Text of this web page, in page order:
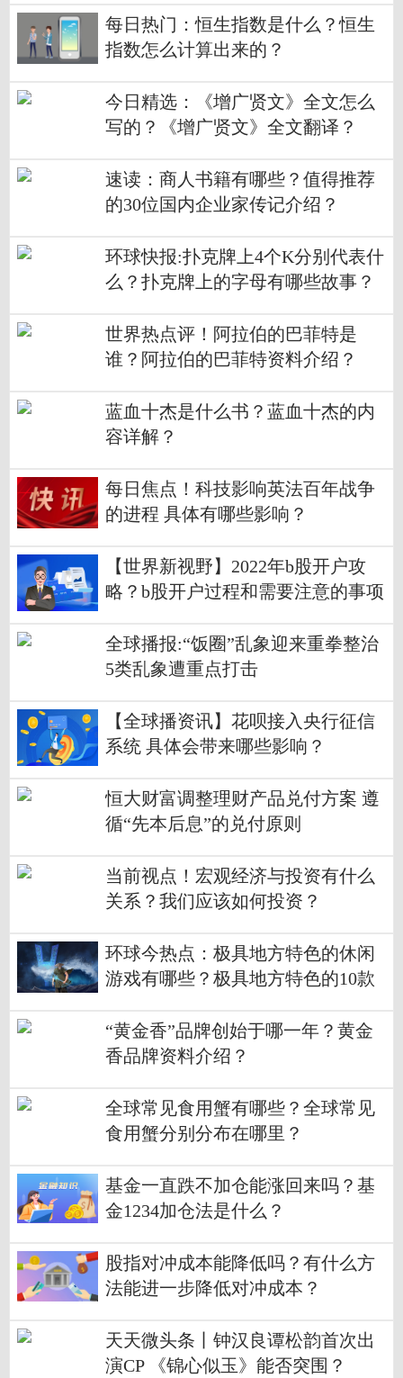
每日热门：恒生指数是什么？恒生
指数怎么计算出来的？
今日精选：《增广贤文》全文怎么
写的？《增广贤文》全文翻译？
速读：商人书籍有哪些？值得推荐
的30位国内企业家传记介绍？
环球快报:扑克牌上4个K分别代表什
么？扑克牌上的字母有哪些故事？
世界热点评！阿拉伯的巴菲特是
谁？阿拉伯的巴菲特资料介绍？
蓝血十杰是什么书？蓝血十杰的内
容详解？
每日焦点！科技影响英法百年战争
的进程 具体有哪些影响？
【世界新视野】2022年b股开户攻
略？b股开户过程和需要注意的事项
全球播报:“饭圈”乱象迎来重拳整治
5类乱象遭重点打击
【全球播资讯】花呗接入央行征信
系统 具体会带来哪些影响？
恒大财富调整理财产品兑付方案 遵
循“先本后息”的兑付原则
当前视点！宏观经济与投资有什么
关系？我们应该如何投资？
环球今热点：极具地方特色的休闲
游戏有哪些？极具地方特色的10款
“黄金香”品牌创始于哪一年？黄金
香品牌资料介绍？
全球常见食用蟹有哪些？全球常见
食用蟹分别分布在哪里？
基金一直跌不加仓能涨回来吗？基
金1234加仓法是什么？
股指对冲成本能降低吗？有什么方
法能进一步降低对冲成本？
天天微头条丨钟汉良谭松韵首次出
演CP 《锦心似玉》能否突围？